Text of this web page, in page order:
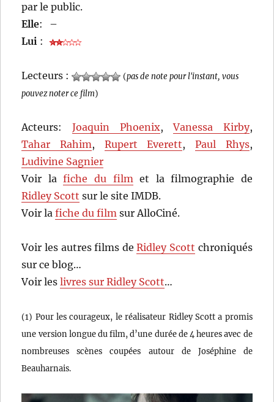
par le public.
Elle:
–
Lui :
Lecteurs : (pas de note pour l'instant, vous
pouvez noter ce film)
Acteurs: Joaquin Phoenix,Vanessa Kirby,
Tahar Rahim, Rupert Everett,Paul Rhys,
Ludivine Sagnier
Voir lafiche du filmet la filmographie de
Ridley Scott sur le site IMDB.
Voir lafiche du film sur AlloCiné.
Voir les autres films deRidley Scott chroniqués
sur ce blog…
Voir leslivres sur Ridley Scott…
(1) Pour les courageux, le réalisateur Ridley Scott a promis
une version longue du film, d’une durée de 4 heures avec de
nombreuses scènes coupées autour de Joséphine de
Beauharnais.